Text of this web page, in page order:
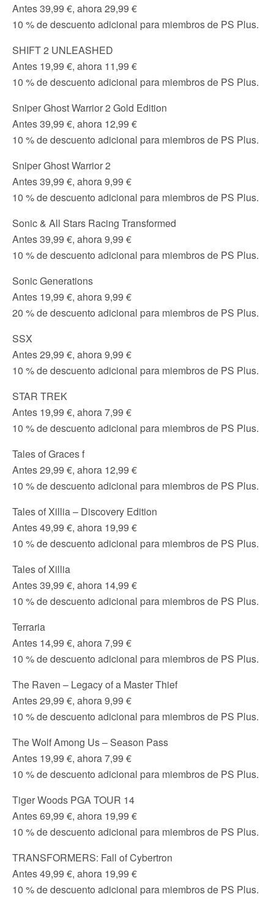
Antes 39,99 €, ahora 29,99 €
10 % de descuento adicional para miembros de PS Plus.
SHIFT 2 UNLEASHED
Antes 19,99 €, ahora 11,99 €
10 % de descuento adicional para miembros de PS Plus.
Sniper Ghost Warrior 2 Gold Edition
Antes 39,99 €, ahora 12,99 €
10 % de descuento adicional para miembros de PS Plus.
Sniper Ghost Warrior 2
Antes 39,99 €, ahora 9,99 €
10 % de descuento adicional para miembros de PS Plus.
Sonic & All Stars Racing Transformed
Antes 39,99 €, ahora 9,99 €
10 % de descuento adicional para miembros de PS Plus.
Sonic Generations
Antes 19,99 €, ahora 9,99 €
20 % de descuento adicional para miembros de PS Plus.
SSX
Antes 29,99 €, ahora 9,99 €
10 % de descuento adicional para miembros de PS Plus.
STAR TREK
Antes 19,99 €, ahora 7,99 €
10 % de descuento adicional para miembros de PS Plus.
Tales of Graces f
Antes 29,99 €, ahora 12,99 €
10 % de descuento adicional para miembros de PS Plus.
Tales of Xillia – Discovery Edition
Antes 49,99 €, ahora 19,99 €
10 % de descuento adicional para miembros de PS Plus.
Tales of Xillia
Antes 39,99 €, ahora 14,99 €
10 % de descuento adicional para miembros de PS Plus.
Terraria
Antes 14,99 €, ahora 7,99 €
10 % de descuento adicional para miembros de PS Plus.
The Raven – Legacy of a Master Thief
Antes 29,99 €, ahora 9,99 €
10 % de descuento adicional para miembros de PS Plus.
The Wolf Among Us – Season Pass
Antes 19,99 €, ahora 7,99 €
10 % de descuento adicional para miembros de PS Plus.
Tiger Woods PGA TOUR 14
Antes 69,99 €, ahora 19,99 €
10 % de descuento adicional para miembros de PS Plus.
TRANSFORMERS: Fall of Cybertron
Antes 49,99 €, ahora 19,99 €
10 % de descuento adicional para miembros de PS Plus.